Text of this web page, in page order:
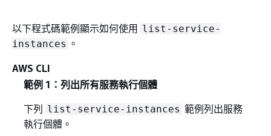
以下程式碼範例顯示如何使用 list-service-
instances 。
AWS CLI
範例 1：列出所有服務執行個體
下列
list-service-instances 範例列出服務
執行個體。